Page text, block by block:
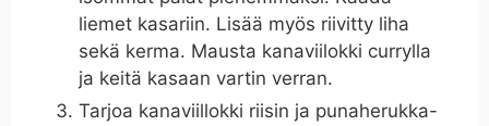
liemet kasariin. Lisää myös riivitty liha
sekä kerma. Mausta kanaviilokki currylla
ja keitä kasaan vartin verran.
Tarjoa kanaviillokki riisin ja punaherukka-